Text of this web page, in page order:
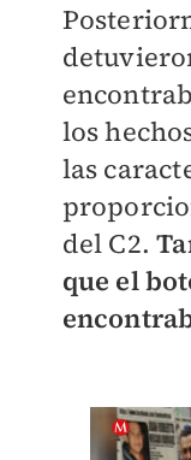
los
las
del C2.
que el